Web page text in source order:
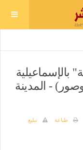
بالإسماعيلية
وصور) - المدينة
طباعة
تبليغ